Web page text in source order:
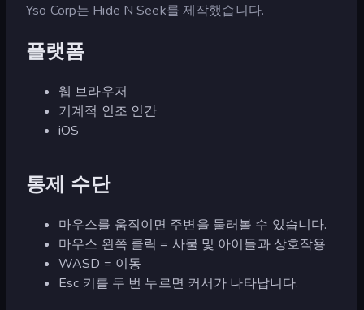
Yso Corp는 Hide N Seek를 제작했습니다.
플랫폼
웹 브라우저
기계적 인조 인간
iOS
통제 수단
마우스를 움직이면 주변을 둘러볼 수 있습니다.
마우스 왼쪽 클릭 = 사물 및 아이들과 상호작용
WASD = 이동
Esc 키를 두 번 누르면 커서가 나타납니다.